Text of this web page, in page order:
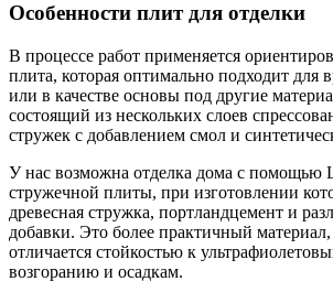
Особенности плит для отделки
В процессе работ применяется
плита, которая оптимально подходит для
или в качестве основы под другие
состоящий из нескольких слоев
стружек с добавлением смол и
У нас возможна отделка дома с
стружечной плиты, при изготовлении
древесная стружка, портландцемент и
добавки. Это более практичный
отличается стойкостью к
возгоранию и осадкам.